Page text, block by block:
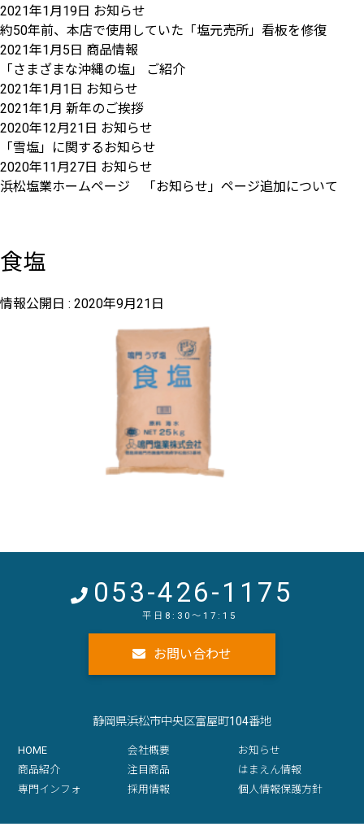
2021年1月19日 お知らせ
約50年前、本店で使用していた「塩元売所」看板を修復
2021年1月5日 商品情報
「さまざまな沖縄の塩」 ご紹介
2021年1月1日 お知らせ
2021年1月 新年のご挨拶
2020年12月21日 お知らせ
「雪塩」に関するお知らせ
2020年11月27日 お知らせ
浜松塩業ホームページ 「お知らせ」ページ追加について
食塩
情報公開日 : 2020年9月21日
静岡県浜松市中央区富屋町104番地
053-426-1175
お問い合わせ
HOME 会社概要
お知らせ
商品紹介
注目商品
はまえん情報
専門インフォ
採用情報 個人情報保護方針